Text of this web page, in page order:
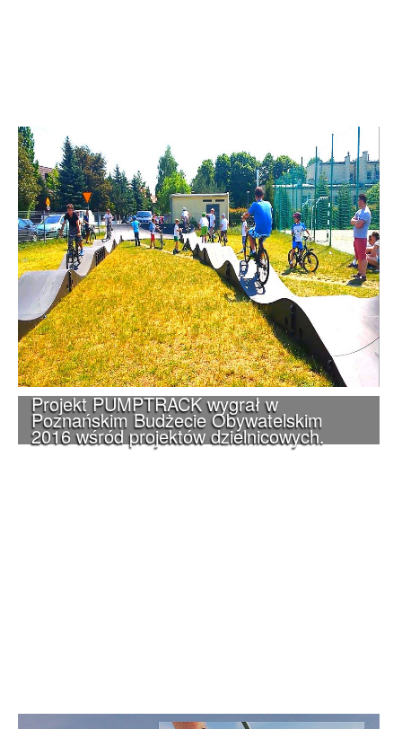
Projekt PUMPTRACK wygrał w
Poznańskim Budżecie Obywatelskim
2016 wśród projektów dzielnicowych.